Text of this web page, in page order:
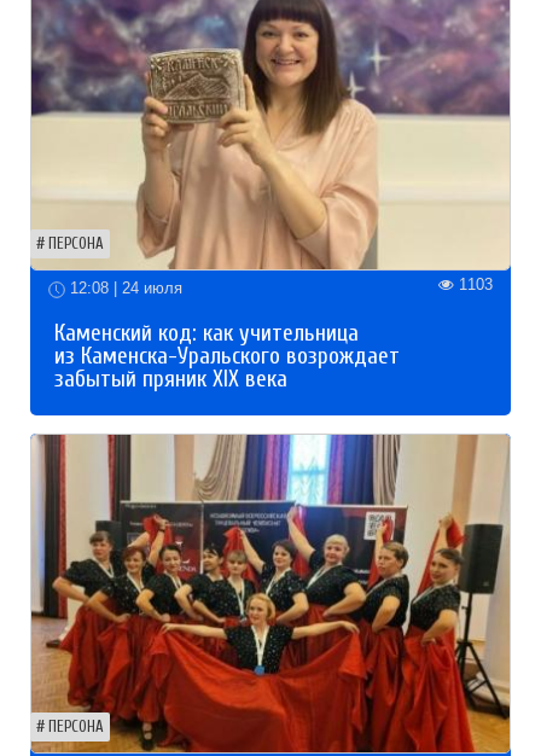
ПЕРСОНА
12:08 | 24 июля 1103
Каменский код: как учительница
из Каменска-Уральского возрождает
забытый пряник XIX века
ПЕРСОНА